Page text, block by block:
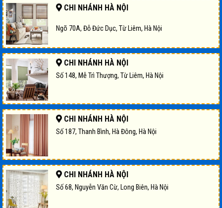
CHI NHÁNH HÀ NỘI
Ngõ 70A, Đỗ Đức Dục, Từ Liêm, Hà Nội
CHI NHÁNH HÀ NỘI
Số 148, Mễ Trì Thượng, Từ Liêm, Hà Nội
CHI NHÁNH HÀ NỘI
Số 187, Thanh Bình, Hà Đông, Hà Nội
CHI NHÁNH HÀ NỘI
Số 68, Nguyễn Văn Cừ, Long Biên, Hà Nội